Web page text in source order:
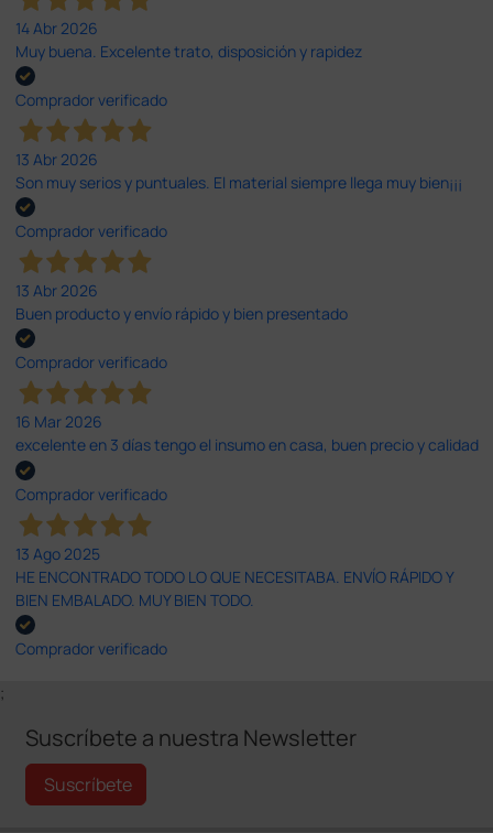
14 Abr 2026
Muy buena. Excelente trato, disposición y rapidez
Comprador verificado
13 Abr 2026
Son muy serios y puntuales. El material siempre llega muy bien¡¡¡
Comprador verificado
13 Abr 2026
Buen producto y envío rápido y bien presentado
Comprador verificado
16 Mar 2026
excelente en 3 días tengo el insumo en casa, buen precio y calidad
Comprador verificado
13 Ago 2025
HE ENCONTRADO TODO LO QUE NECESITABA. ENVÍO RÁPIDO Y
BIEN EMBALADO. MUY BIEN TODO.
Comprador verificado
;
Suscríbete a nuestra Newsletter
Suscríbete